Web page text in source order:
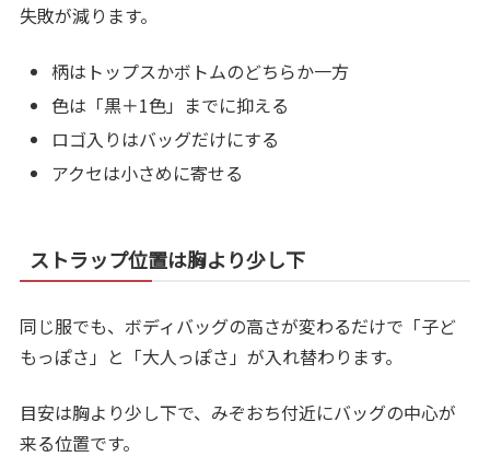
失敗が減ります。
柄はトップスかボトムのどちらか一方
色は「黒＋1色」までに抑える
ロゴ入りはバッグだけにする
アクセは小さめに寄せる
ストラップ位置は胸より少し下
同じ服でも、ボディバッグの高さが変わるだけで「子ど
もっぽさ」と「大人っぽさ」が入れ替わります。
目安は胸より少し下で、みぞおち付近にバッグの中心が
来る位置です。